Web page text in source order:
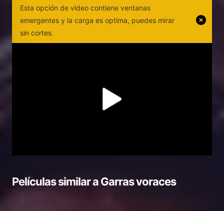
Esta opción de video contiene ventanas
emergentes y la carga es optima, puedes mirar
sin cortes.
Películas similar aGarras voraces